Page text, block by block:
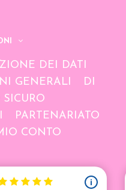
DEI DATI
GENERALI
DI
PARTENARIATO
CONTO